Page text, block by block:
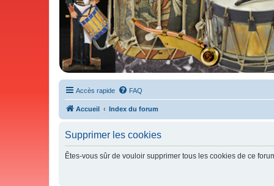
Accès rapide FAQ
Accueil Index du forum
Supprimer les cookies
Êtes-vous sûr de vouloir supprimer tous les cookies de ce